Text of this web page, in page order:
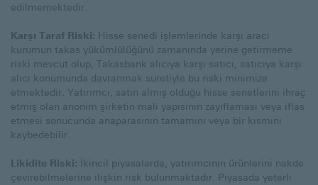
edilmemektedir.
Karşı Taraf Riski: Hisse senedi işlemlerinde karşı aracı
kurumun takas yükümlülüğünü zamanında yerine getirmeme
riski mevcut olup, Takasbank alıcıya karşı satıcı, satıcıya karşı
alıcı konumunda davranmak suretiyle bu riski minimize
etmektedir. Yatırımcı, satın almış olduğu hisse senetlerini ihraç
etmiş olan anonim şirketin mali yapısının zayıflaması veya iflas
etmesi sonucunda anaparasının tamamını veya bir kısmını
kaybedebilir.
Likidite Riski: İkincil piyasalarda, yatırımcının ürünlerini nakde
çevirebilmelerine ilişkin risk bulunmaktadır. Piyasada yeterli